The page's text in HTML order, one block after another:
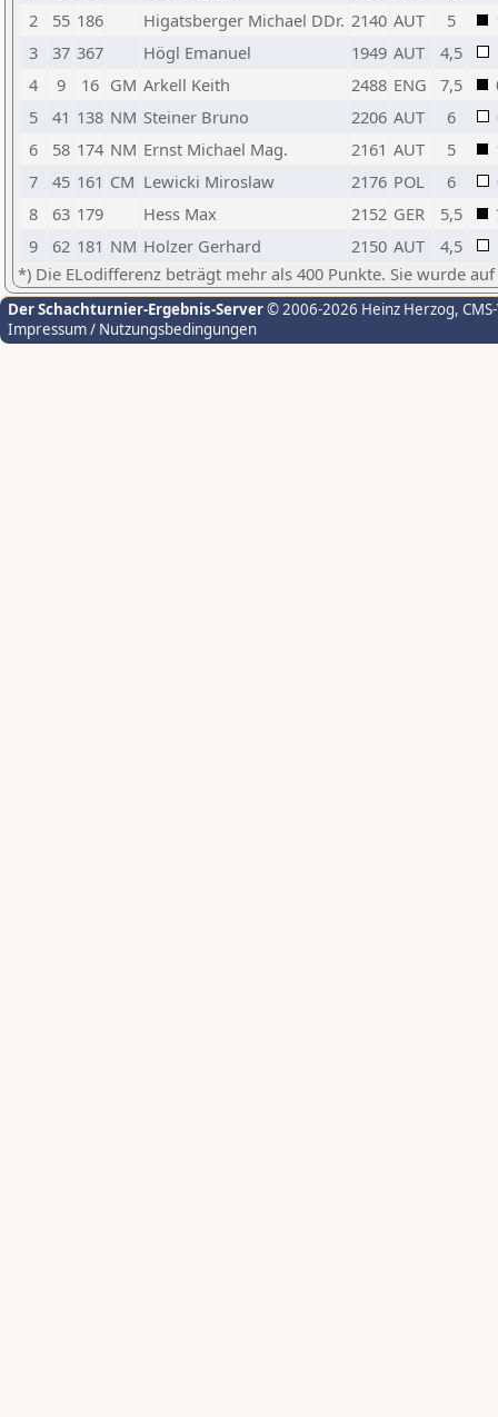
2
55 186 Higatsberger Michael DDr. 2140 AUT 5
3
37 367 Högl Emanuel 1949 AUT 4,5
4
9 16 GM Arkell Keith 2488 ENG 7,5
5
41 138 NM Steiner Bruno 2206 AUT 6
6
58 174 NM Ernst Michael Mag. 2161 AUT 5
7
45 161 CM Lewicki Miroslaw 2176 POL 6
8
63 179 Hess Max 2152 GER 5,5
9
62 181 NM Holzer Gerhard 2150 AUT 4,5
*) Die ELodifferenz beträgt mehr als 400 Punkte. Sie wurde
Der Schachturnier-Ergebnis-Server© 2006-2026 Heinz Herzog,
Impressum / Nutzungsbedingungen